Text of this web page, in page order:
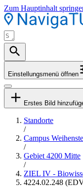
Zum Hauptinhalt
Einstellungsmenü öffnen
Erstes Bild
Standorte
/
Campus
/
Gebiet 4200 Mitte
/
ZIEL IV -
4224.02.248